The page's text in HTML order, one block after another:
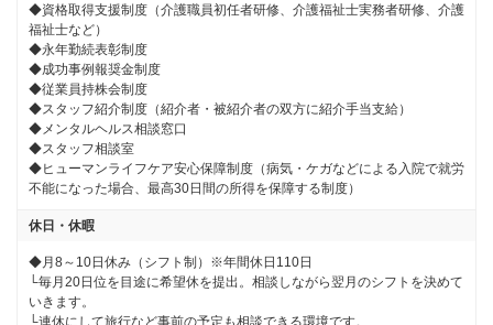
◆資格取得支援制度（介護職員初任者研修、介護福祉士実務者研修、介護
福祉士など）
◆永年勤続表彰制度
◆成功事例報奨金制度
◆従業員持株会制度
◆スタッフ紹介制度（紹介者・被紹介者の双方に紹介手当支給）
◆メンタルヘルス相談窓口
◆スタッフ相談室
◆ヒューマンライフケア安心保障制度（病気・ケガなどによる入院で就労
不能になった場合、最高30日間の所得を保障する制度）
休日・休暇
◆月8～10日休み（シフト制）※年間休日110日
└毎月20日位を目途に希望休を提出。相談しながら翌月のシフトを決めて
いきます。
└連休にして旅行など事前の予定も相談できる環境です。